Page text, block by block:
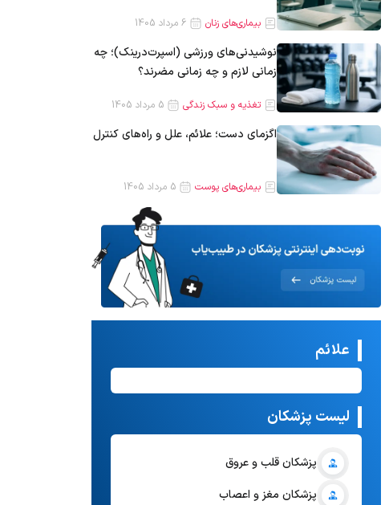
بیماری‌های زنان
نوشیدنی‌های ورزشی (اسپرت‌درینک)؛ چه
زمانی لازم و چه زمانی مضرند؟
تغذیه و سبک زندگی
اگزمای دست؛ علائم، علل و راه‌های کنترل
بیماری‌های پوست
علائم
لیست پزشکان
پزشکان قلب و عروق
پزشکان مغز و اعصاب